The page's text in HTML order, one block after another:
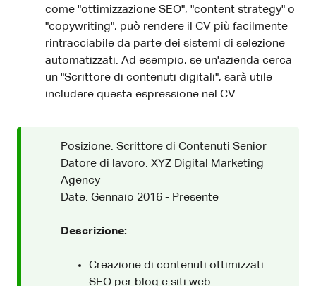
come "ottimizzazione SEO", "content strategy" o
"copywriting", può rendere il CV più facilmente
rintracciabile da parte dei sistemi di selezione
automatizzati. Ad esempio, se un'azienda cerca
un "Scrittore di contenuti digitali", sarà utile
includere questa espressione nel CV.
Posizione: Scrittore di Contenuti Senior
Datore di lavoro: XYZ Digital Marketing
Agency
Date: Gennaio 2016 - Presente
Descrizione:
Creazione di contenuti ottimizzati
SEO per blog e siti web